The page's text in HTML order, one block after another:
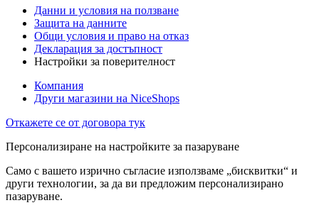
Данни и условия на ползване
Защита на данните
Общи условия и право на отказ
Декларация за достъпност
Настройки за поверителност
Компания
Други магазини на NiceShops
Откажете се от договора тук
Персонализиране на настройките за пазаруване
Само с вашето изрично съгласие използваме „бисквитки“ и
други технологии, за да ви предложим персонализирано
пазаруване.